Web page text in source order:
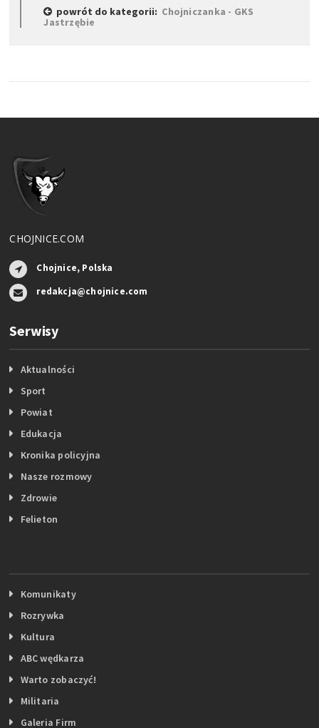
powrót do kategorii: Chojniczanka - GKS
Jastrzębie
CHOJNICE.COM
Chojnice, Polska
redakcja@chojnice.com
Serwisy
Aktualności
Sport
Powiat
Edukacja
Kronika policyjna
Nasze rozmowy
Zdrowie
Felieton
Komunikaty
Rozrywka
Kultura
ABC wędkarza
Warto zobaczyć!
Militaria
Galeria Firm